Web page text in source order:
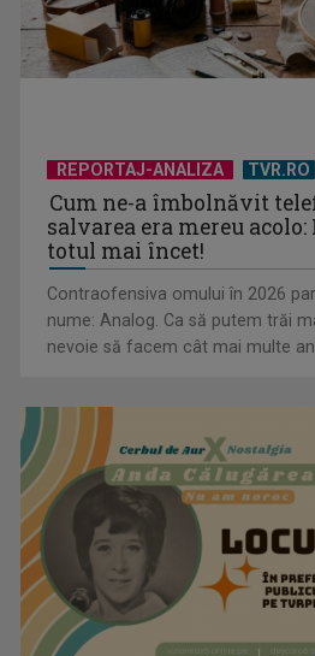
„Brazilia – întoarcerea la pădure”:
România, pe primul loc în
de alcool, ...
REPORTAJ-ANALIZA TVR.RO
Cum ne-a îmbolnăvit
salvarea era mereu
totul mai încet!
Contraofensiva omului în 2026
nume: Analog. Ca să putem trăi
nevoie să facem cât mai multe